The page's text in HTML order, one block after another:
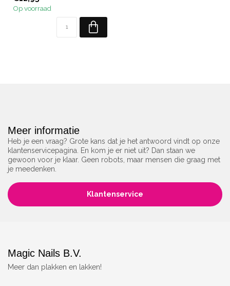
Op voorraad
Meer informatie
Heb je een vraag? Grote kans dat je het antwoord vindt op onze
klantenservicepagina. En kom je er niet uit? Dan staan we
gewoon voor je klaar. Geen robots, maar mensen die graag met
je meedenken.
Klantenservice
Magic Nails B.V.
Meer dan plakken en lakken!